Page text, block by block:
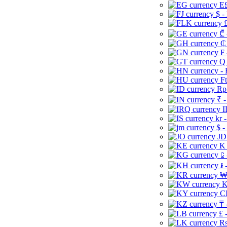
$ -
₾
₵
₣
Q
-
₹
kr
$ -
K
⃀
៛
₩
₸
£